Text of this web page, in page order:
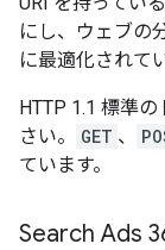
にし、ウェブの
に最適化されて
HTTP 1.1 標準
さい。
GET 、
ています。
Search Ads